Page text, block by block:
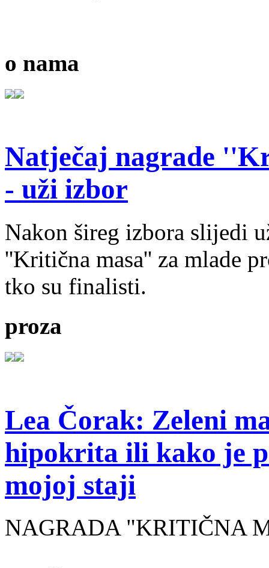
o nama
Natječaj nagrade
- uži izbor
Nakon šireg izbora slijedi
''Kritična masa'' za mlade
tko su finalisti.
proza
Lea Čorak: Zeleni
hipokrita ili kako je
mojoj staji
NAGRADA "KRITIČNA